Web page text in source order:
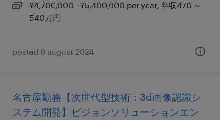
¥4,700,000 - ¥5,400,000 per year, 年収470 ～
540万円
posted 9 august 2024
名古屋勤務【次世代型技術：3d画像認識シ
ステム開発】ビジョンソリューションエン